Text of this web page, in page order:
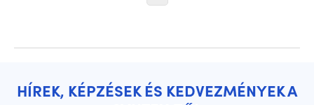
HÍREK, KÉPZÉSEK ÉS KEDVEZMÉNYEK A